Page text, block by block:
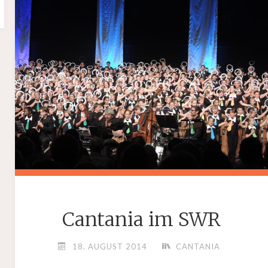
Cantania im SWR
18. AUGUST 2014 CANTANIA